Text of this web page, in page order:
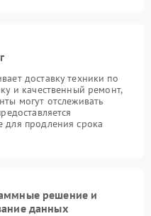
доставку техники по
и качественный ремонт,
могут отслеживать
для продления срока
решение и
данных